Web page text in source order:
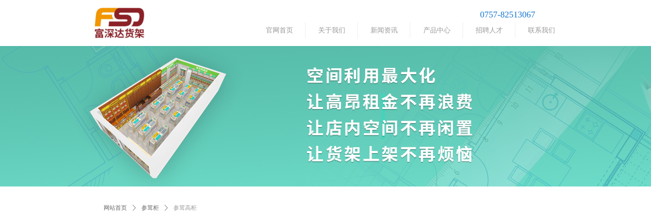
官网首页 关于我们 新闻资讯 产品中心 招聘人才 联系我们
0757-82513067
网站首页 ꄲ 参茸柜 ꄲ 参茸高柜
Control Render Error!ControlType:productSlideBind,StyleName:Style1,ColorName:Item0,Message:InitError, ControlType:productSlideBind Error:未将对象引用设置到对象的实例。